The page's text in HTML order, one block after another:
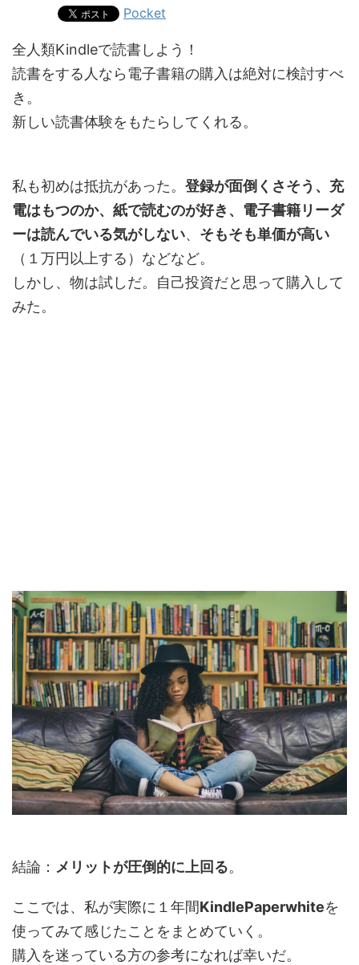
Pocket
全人類Kindleで読書しよう！
読書をする人なら電子書籍の購入は絶対に検討すべ
き。
新しい読書体験をもたらしてくれる。
私も初めは抵抗があった。 登録が面倒くさそう 、 充
電はもつのか、 紙で読むのが好き 、 電子書籍リーダ
ーは読んでいる気がしない、 そもそも単価が高い
（１万円以上する）などなど。
しかし、物は試しだ。自己投資だと思って購入して
みた。
結論： メリットが圧倒的に上回る。
ここでは、私が実際に１年間KindlePaperwhiteを
使ってみて感じたことをまとめていく。
購入を迷っている方の参考になれば幸いだ。